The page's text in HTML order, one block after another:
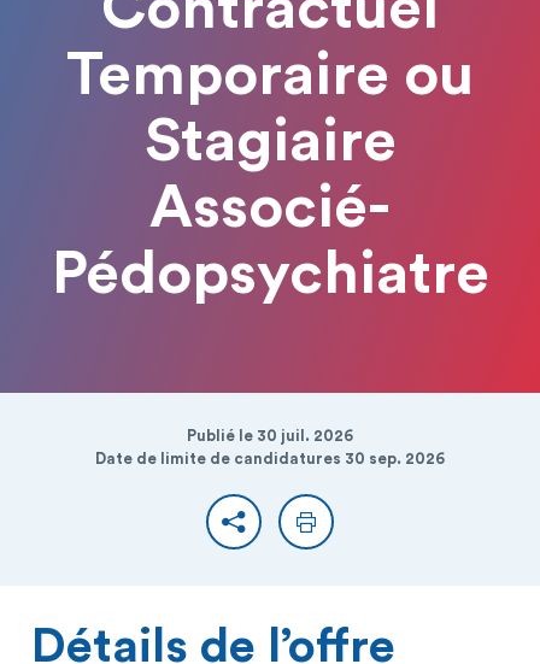
Temporaire ou
Stagiaire
Associé-
Pédopsychiatre
Publié le 30 juil. 2026
Date de limite de candidatures 30 sep. 2026
PartagerImprimer
Détails de l’offre